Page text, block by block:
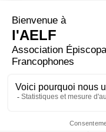
le Fils de l’homme.
De même que le
fut élevé par Moïse
ainsi faut-il que le
afin qu’en lui tout
ait la vie éternelle. »
– Acclamons la Parole